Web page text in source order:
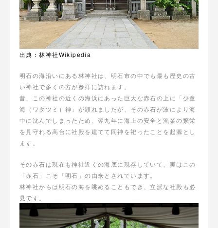
出典：林神社Wikipedia
明石の海沿いにある林神社は、明石市の中でも最も歴史の古
い神社で多くの方が参拝に訪れます。
昔、この神社の近くの海浜にあった巨大な赤石の上に「少童
海（ワタツミ）神」が顕れましたが、その赤石が波により海
中に沈んでしまったため、翌九年に海上の安全と漁業の繁栄
を見守れる高台に社殿を建てて同神を祀ったことを起源とし
ます。
その赤石は現在も神社近くの海底に現存していて、実はこの
「赤石」こそ「明石」の由来とされています。
林神社からは明石の海を眺めることもでき、立派な社殿も必
見です。